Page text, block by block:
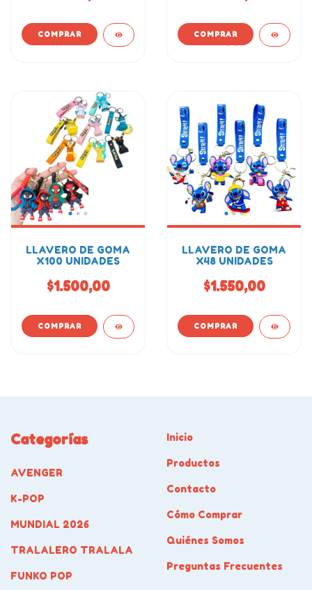
LLAVERO DE GOMA
X100 UNIDADES
$1.500,00
LLAVERO DE GOMA
X48 UNIDADES
$1.550,00
Categorías
AVENGER
K-POP
MUNDIAL 2026
TRALALERO TRALALA
FUNKO POP
Inicio
Productos
Contacto
Cómo Comprar
Quiénes Somos
Preguntas Frecuentes